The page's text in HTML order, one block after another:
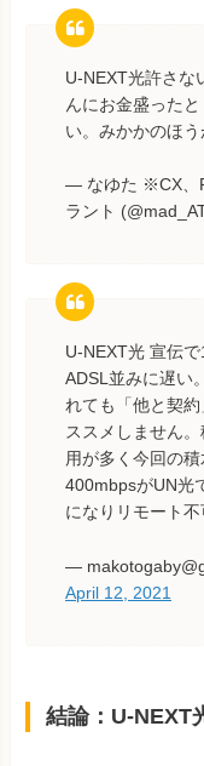
U-NEXT光許さな
んにお金盛った
い。みかかのほう
— なゆた ※CX、
ラント
U-NEXT光 宣伝
ADSL並みに遅い
れても「他と契
ススメしません
用が多く今回の
400mbpsがUN光
になりリモート不
—
April 12, 2021
結論：U-NEXT